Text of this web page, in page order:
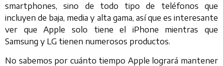
smartphones, sino de todo tipo de teléfonos que
incluyen de baja, media y alta gama, así que es interesante
ver que Apple solo tiene el iPhone mientras que
Samsung y LG tienen numerosos productos.
No sabemos por cuánto tiempo Apple logrará mantener